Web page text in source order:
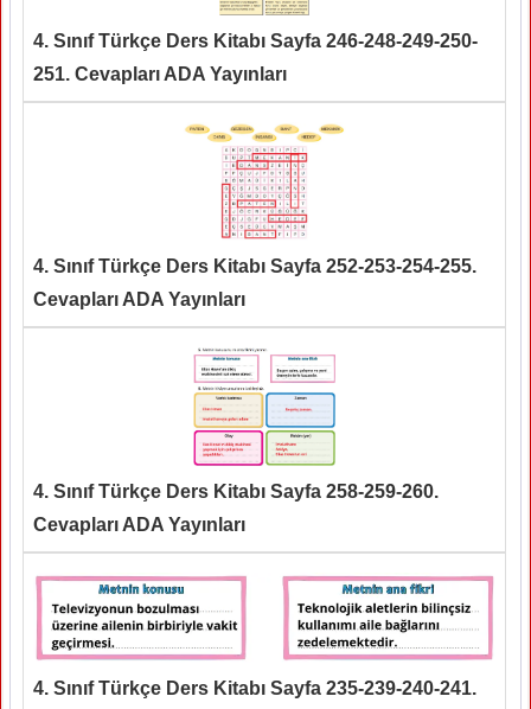
4. Sınıf Türkçe Ders Kitabı Sayfa 246-248-249-250-
251. Cevapları ADA Yayınları
4. Sınıf Türkçe Ders Kitabı Sayfa 252-253-254-255.
Cevapları ADA Yayınları
4. Sınıf Türkçe Ders Kitabı Sayfa 258-259-260.
Cevapları ADA Yayınları
4. Sınıf Türkçe Ders Kitabı Sayfa 235-239-240-241.